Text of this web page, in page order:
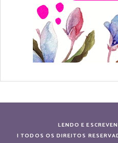
LENDO E
| TODOS OS DIREITOS